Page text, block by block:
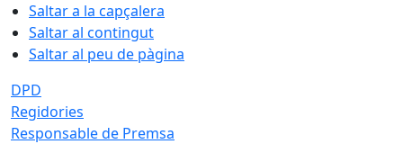
Saltar a la capçalera
Saltar al contingut
Saltar al peu de pàgina
DPD
Regidories
Responsable de Premsa